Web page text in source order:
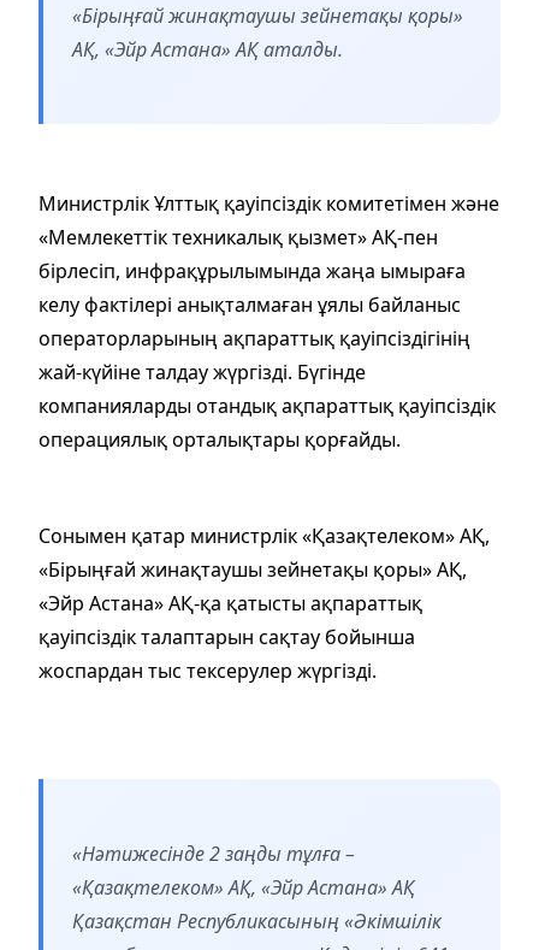
«Бірыңғай жинақтаушы зейнетақы қоры»
АҚ, «Эйр Астана» АҚ аталды.
Министрлік Ұлттық қауіпсіздік комитетімен және
«Мемлекеттік техникалық қызмет» АҚ-пен
бірлесіп, инфрақұрылымында жаңа ымыраға
келу фактілері анықталмаған ұялы байланыс
операторларының ақпараттық қауіпсіздігінің
жай-күйіне талдау жүргізді. Бүгінде
компанияларды отандық ақпараттық қауіпсіздік
операциялық орталықтары қорғайды.
Сонымен қатар министрлік «Қазақтелеком» АҚ,
«Бірыңғай жинақтаушы зейнетақы қоры» АҚ,
«Эйр Астана» АҚ-қа қатысты ақпараттық
қауіпсіздік талаптарын сақтау бойынша
жоспардан тыс тексерулер жүргізді.
«Нәтижесінде 2 заңды тұлға –
«Қазақтелеком» АҚ, «Эйр Астана» АҚ
Қазақстан Республикасының «Әкімшілік